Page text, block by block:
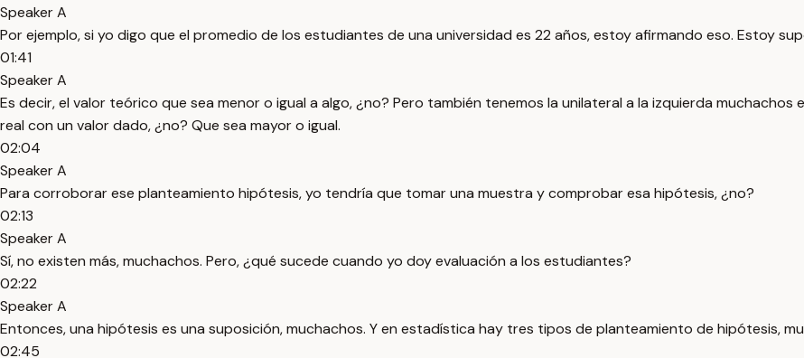
Speaker A
Por ejemplo, si yo digo que el promedio de los estudiantes de una universidad es 22 años, estoy afirmando eso. Estoy
01:41
Speaker A
Es decir, el valor teórico que sea menor o igual a algo, ¿no? Pero también tenemos la unilateral a la izquierda
real con un valor dado, ¿no? Que sea mayor o igual.
02:04
Speaker A
Para corroborar ese planteamiento hipótesis, yo tendría que tomar una muestra y comprobar esa hipótesis, ¿no?
02:13
Speaker A
Sí, no existen más, muchachos. Pero, ¿qué sucede cuando yo doy evaluación a los estudiantes?
02:22
Speaker A
Entonces, una hipótesis es una suposición, muchachos. Y en estadística hay tres tipos de planteamiento de hipótesis,
02:45